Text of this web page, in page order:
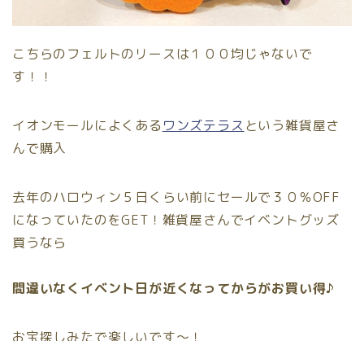
こちらのフェルトのリースは１００均じゃないで
す！！
イオンモールによくあるワンズテラス という雑貨屋さ
んで購入
去年のハロウィン５日くらい前にセールで３０％OFF
になっていたのをGET！雑貨屋さんでイベントグッズ
買うなら
間違いなくイベント日が近くなってからがお買い得♪
お宝探しみたで楽しいです〜！